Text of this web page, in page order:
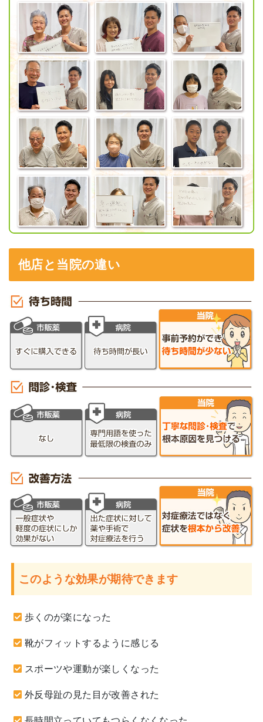
他店と当院の違い
このような効果が期待できます
歩くのが楽になった
靴がフィットするように感じる
スポーツや運動が楽しくなった
外反母趾の見た目が改善された